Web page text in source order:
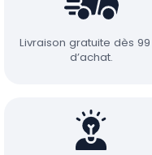
Livraison gratuite dès
d’achat.